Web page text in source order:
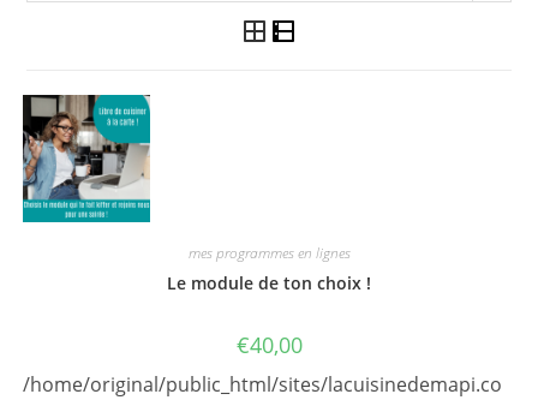
mes programmes en lignes
Le module de ton choix !
€40,00
/home/original/public_html/sites/lacuisinedemapi.co